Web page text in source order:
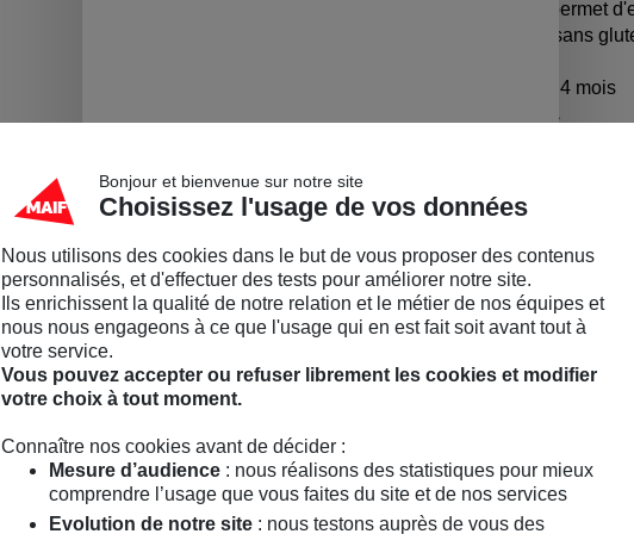
coiffage et les silicones et permet
Vegan, biodégradable, sans
3 à 4 mois
✅ACTIFS & BÉNÉFICES
• Huile de chanvre : apaise et
• Argile verte : action purifiante
• Parfum : frais, notes mentholées
Caractéristiques
Ingrédients :
SODIUM COCOYL
ACID, GLYCERIN, ZEA MAYS
MONTMORILLONITE,
ALCOHOL**, GLYCERYL
SEED OIL**, ARACHIDYL/
SODIUM OLIVOYL
PIPERITA (PEPPERMINT) LEAF
Bonjour et bienvenue sur notre site
Choisissez l'usage de vos données
Nous utilisons des cookies dans le but de vous proposer des contenus
personnalisés, et d'effectuer des tests pour améliorer notre site.
Ils enrichissent la qualité de notre relation et le métier de nos équipes et
nous nous engageons à ce que l'usage qui en est fait soit avant tout à
votre service.
Vous pouvez accepter ou refuser librement les cookies et modifier
votre choix à tout moment.
Connaître nos cookies avant de décider :
Mesure d’audience : nous réalisons des statistiques pour mieux
comprendre l’usage que vous faites du site et de nos services
Evolution de notre site : nous testons auprès de vous des